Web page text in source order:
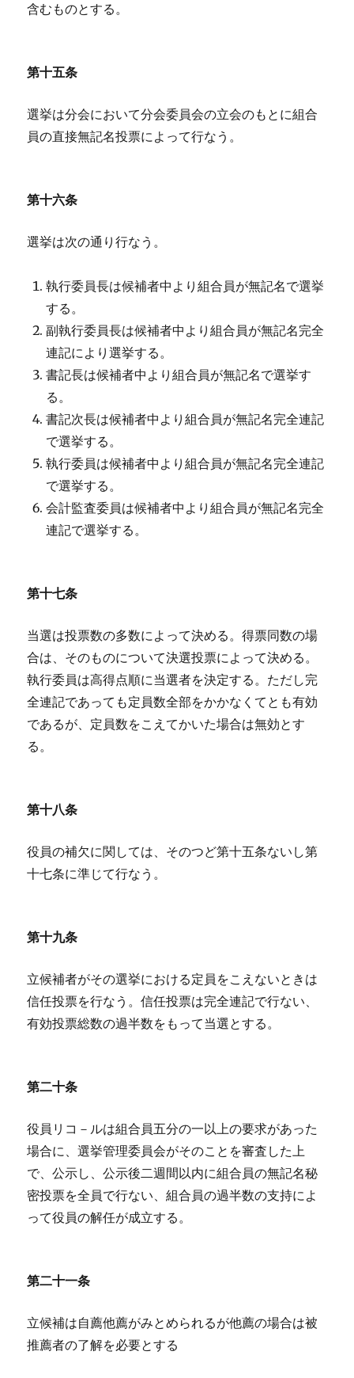
含むものとする。
第十五条
選挙は分会において分会委員会の立会のもとに組合
員の直接無記名投票によって行なう。
第十六条
選挙は次の通り行なう。
執行委員長は候補者中より組合員が無記名で選挙
する。
副執行委員長は候補者中より組合員が無記名完全
連記により選挙する。
書記長は候補者中より組合員が無記名で選挙す
る。
書記次長は候補者中より組合員が無記名完全連記
で選挙する。
執行委員は候補者中より組合員が無記名完全連記
で選挙する。
会計監査委員は候補者中より組合員が無記名完全
連記で選挙する。
第十七条
当選は投票数の多数によって決める。得票同数の場
合は、そのものについて決選投票によって決める。
執行委員は高得点順に当選者を決定する。ただし完
全連記であっても定員数全部をかかなくてとも有効
であるが、定員数をこえてかいた場合は無効とす
る。
第十八条
役員の補欠に関しては、そのつど第十五条ないし第
十七条に準じて行なう。
第十九条
立候補者がその選挙における定員をこえないときは
信任投票を行なう。信任投票は完全連記で行ない、
有効投票総数の過半数をもって当選とする。
第二十条
役員リコ－ルは組合員五分の一以上の要求があった
場合に、選挙管理委員会がそのことを審査した上
で、公示し、公示後二週間以内に組合員の無記名秘
密投票を全員で行ない、組合員の過半数の支持によ
って役員の解任が成立する。
第二十一条
立候補は自薦他薦がみとめられるが他薦の場合は被
推薦者の了解を必要とする